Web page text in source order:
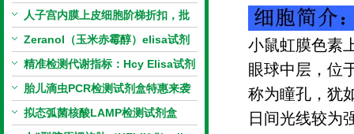
PCR检测试剂盒暑假优惠开启
人子宫内膜上皮细胞阶梯折扣，批
量更划算
Zeranol（玉米赤霉醇）elisa试剂
盒特惠
精准检测代谢指标：Hcy Elisa试剂
盒的科研应用与技术特点
胎儿滴虫PCR检测试剂盒特惠来袭
拟态弧菌核酸LAMP检测试剂盒
小鼠虹膜色素
眼球中层，位
称为瞳孔，犹
日间光线较为